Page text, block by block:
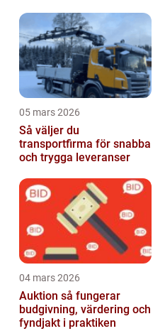
05 mars 2026
Så väljer du
transportfirma för snabba
och trygga leveranser
04 mars 2026
Auktion så fungerar
budgivning, värdering och
fyndjakt i praktiken